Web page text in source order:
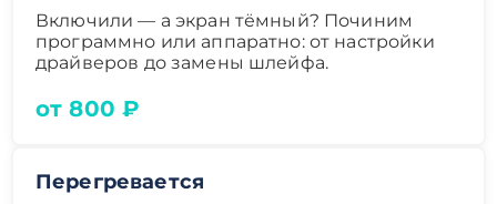
Включили — а экран тёмный? Починим
программно или аппаратно: от настройки
драйверов до замены шлейфа.
от 800 ₽
Перегревается